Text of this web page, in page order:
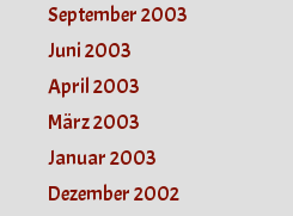
September 2003
Juni 2003
April 2003
März 2003
Januar 2003
Dezember 2002